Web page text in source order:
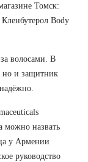
Томск:
Body
волосами. В
но и защитник
можно назвать
у Армении
руководство